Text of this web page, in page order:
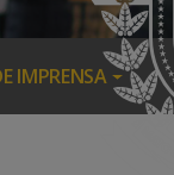
IMPRENSA